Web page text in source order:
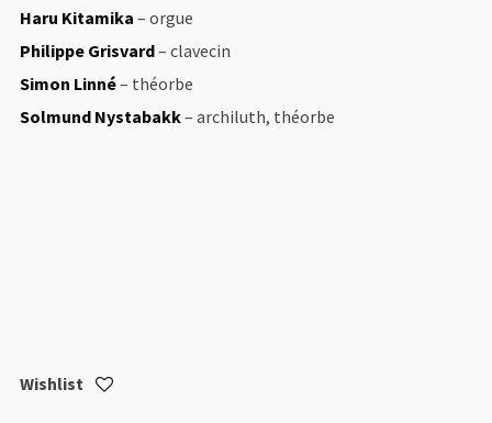
Haru Kitamika – orgue
Philippe Grisvard– clavecin
Simon Linné– théorbe
Solmund Nystabakk– archiluth, théorbe
Wishlist